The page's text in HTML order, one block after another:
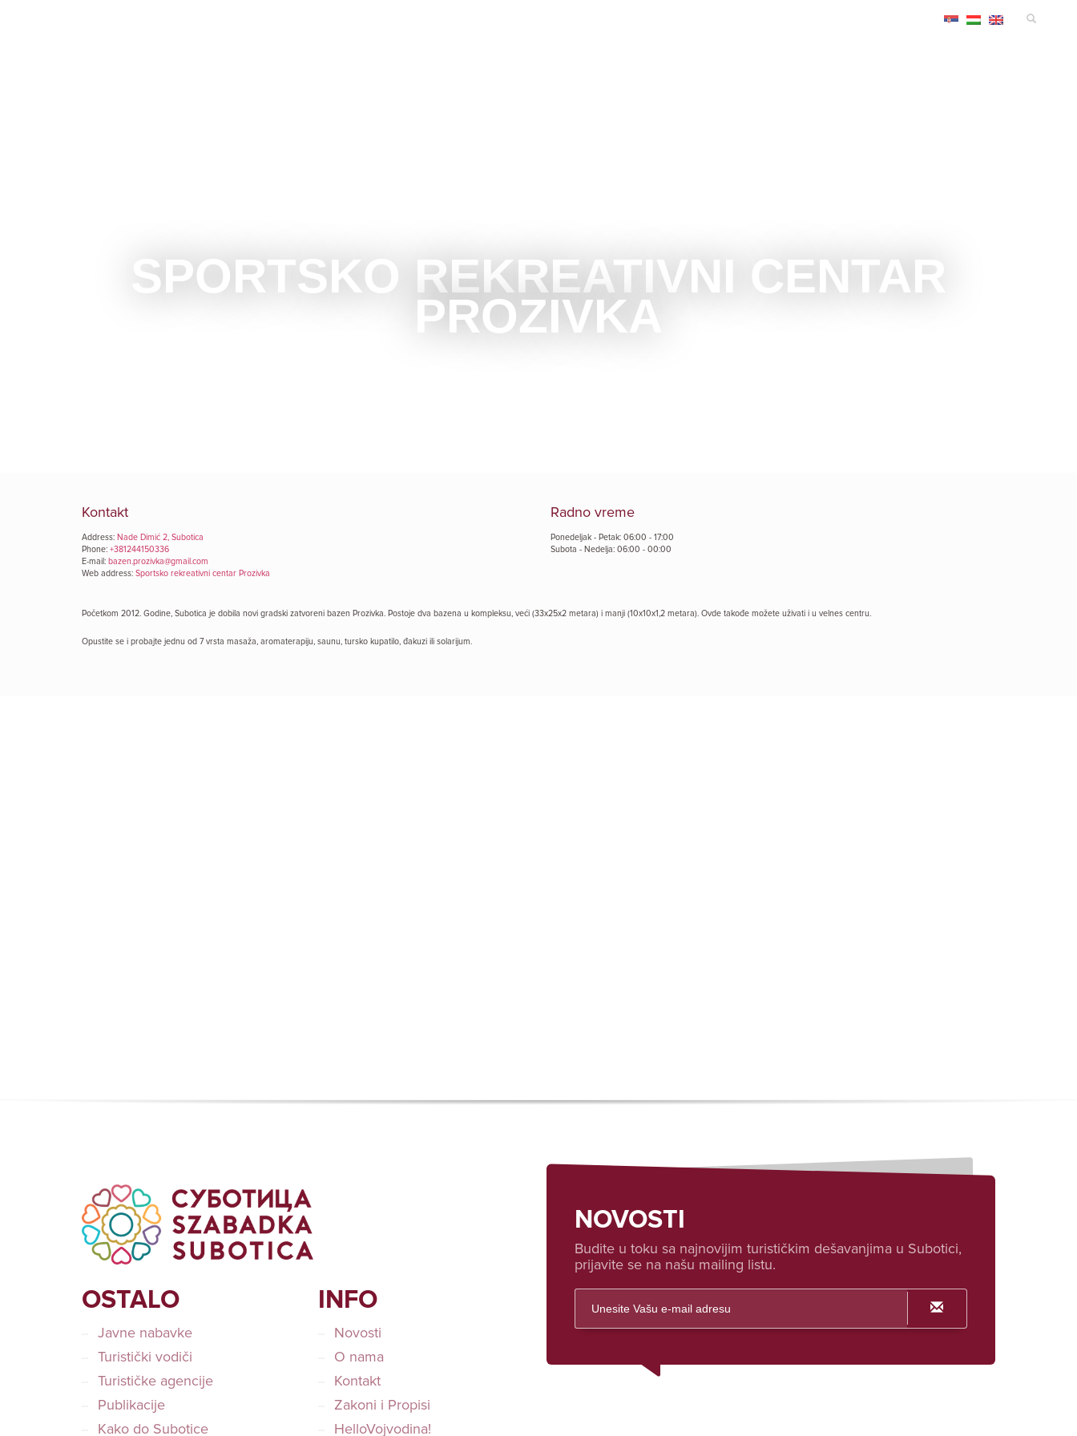
SPORTSKO REKREATIVNI CENTAR
PROZIVKA
Kontakt
Address: Nade Dimić 2, Subotica
Phone: +381244150336
E-mail: bazen.prozivka@gmail.com
Web address: Sportsko rekreativni centar Prozivka
Radno vreme
Ponedeljak - Petak: 06:00 - 17:00
Subota - Nedelja: 06:00 - 00:00
Početkom 2012. Godine, Subotica je dobila novi gradski zatvoreni bazen Prozivka. Postoje dva bazena u kompleksu, veći (33x25x2 metara) i manji (10x10x1,2 metara). Ovde takođe možete uživati i u velnes centru.
Opustite se i probajte jednu od 7 vrsta masaža, aromaterapiju, saunu, tursko kupatilo, đakuzi ili solarijum.
OSTALO
Javne nabavke
Turistički vodiči
Turističke agencije
Publikacije
Kako do Subotice
INFO
Novosti
O nama
Kontakt
Zakoni i Propisi
HelloVojvodina!
NOVOSTI
Budite u toku sa najnovijim turističkim dešavanjima u Subotici,
prijavite se na našu mailing listu.